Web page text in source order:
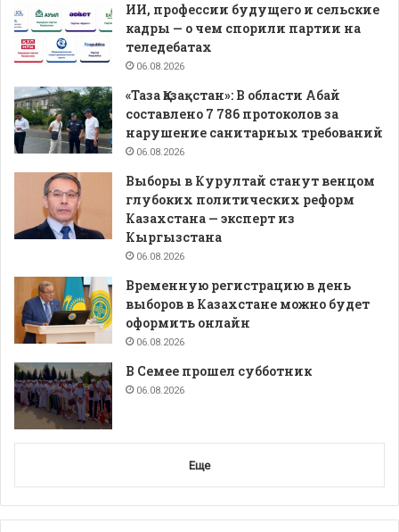
ИИ, профессии будущего и сельские
кадры — о чем спорили партии на
теледебатах
06.08.2026
«Таза Қазақстан»: В области Абай
составлено 7 786 протоколов за
нарушение санитарных требований
06.08.2026
Выборы в Курултай станут венцом
глубоких политических реформ
Казахстана — эксперт из
Кыргызстана
06.08.2026
Временную регистрацию в день
выборов в Казахстане можно будет
оформить онлайн
06.08.2026
В Семее прошел субботник
06.08.2026
Еще